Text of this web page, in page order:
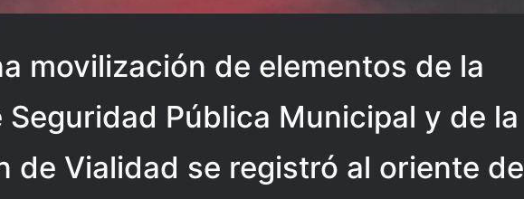
movilización de elementos de la
Seguridad Pública Municipal y de la
de Vialidad se registró al oriente de